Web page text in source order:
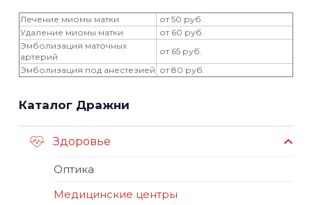
Лечение миомы матки
от 50 руб.
Удаление миомы матки
от 60 руб.
Эмболизация маточных
артерий
от 65 руб.
Эмболизация под анестезией от 80 руб.
Каталог Дражни
Здоровье
Оптика
Медицинские центры